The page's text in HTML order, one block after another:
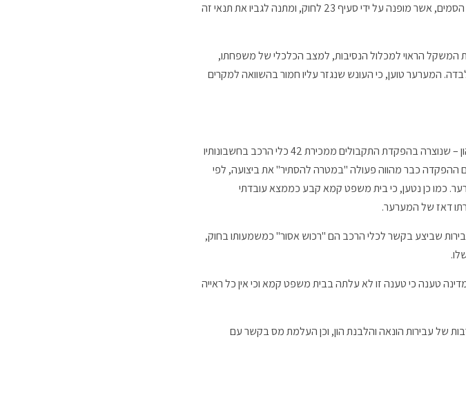
למערער ולמשפחתו אמצעי מחייה סבירים. כל זאת בניגוד לסעיף 36ג(ב) לפקודת הסמים, אשר מופנה על ידי סעיף 23 לחוק, ומתנה לגביו את תנאי זה
הראוי למכלול הנסיבות, למצב הכלכלי של משפחתו,
המערער טוען, כי העונש שנגזר עליו חמור בהשוואה למקרים
המדינה מסתמכת על קביעותיו של בית משפט קמא. לגבי עבירת הלבנת ההון – שנוצרה בהפקדת התקבולים ממכירת 42 כלי הרכב בחשבונותיו
יסודותיו של סעיף 3(א) לחוק, כיוון שעצם ההפקדה כבר מהווה פעולה "במטרה להסתיר" את ביצועה, לפי
המערער. כמו כן נטען, כי בית משפט קמא קבע כממצא עובדתי
דאז של המערער.
שביצע בקשר לכלי הרכב הם "רכוש אסור" כמשמעותו בחוק,
טענה כי טענה זו לא עלתה בבית משפט קמא וכי אין כל ראייה
של עבירות הונאה והלבנת הון, וכן העלמת מס בקשר עם